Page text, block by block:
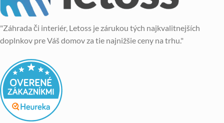
"Záhrada či interiér, Letoss je zárukou tých najkvalitnejších
doplnkov pre Váš domov za tie najnižšie ceny na trhu."